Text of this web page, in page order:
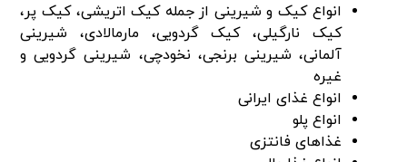
انواع کیک و شیرینی از جمله کیک اتریشی، کیک پر،
کیک نارگیلی، کیک گردویی، مارمالادی، شیرینی
آلمانی، شیرینی برنجی، نخودچی، شیرینی گردویی و
غیره
انواع غذای ایرانی
انواع پلو
غذا‌های فانتزی